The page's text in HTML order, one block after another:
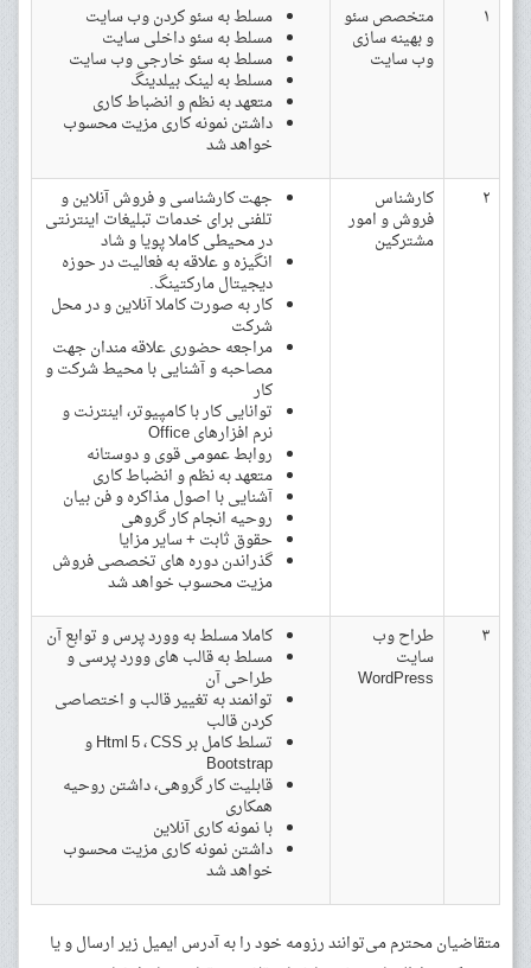
۱
متخصص سئو
و بهینه سازی
وب سایت
مسلط به سئو کردن وب سایت
مسلط به سئو داخلی سایت
مسلط به سئو خارجی وب سایت
مسلط به لینک بیلدینگ
متعهد به نظم و انضباط کاری
داشتن نمونه کاری مزیت محسوب
خواهد شد
۲
کارشناس
فروش و امور
مشترکین
جهت کارشناسی و فروش آنلاین و
تلفنی برای خدمات تبلیغات اینترنتی
در محیطی کاملا پویا و شاد
انگیزه و علاقه به فعالیت در حوزه
دیجیتال مارکتینگ.
کار به صورت کاملا آنلاین و در محل
شرکت
مراجعه حضوری علاقه مندان جهت
مصاحبه و آشنایی با محیط شرکت و
کار
توانایی کار با کامپیوتر، اینترنت و
نرم افزارهای Office
روابط عمومی قوی و دوستانه
متعهد به نظم و انضباط کاری
آشنایی با اصول مذاکره و فن بیان
روحیه انجام کار گروهی
حقوق ثابت + سایر مزایا
گذراندن دوره های تخصصی فروش
مزیت محسوب خواهد شد
۳
طراح وب
سایت
WordPress
کاملا مسلط به وورد پرس و توابع آن
مسلط به قالب های وورد پرسی و
طراحی آن
توانمند به تغییر قالب و اختصاصی
کردن قالب
تسلط کامل بر Html 5 ، CSS و
Bootstrap
قابلیت کار گروهی، داشتن روحیه
همکاری
با نمونه کاری آنلاین
داشتن نمونه کاری مزیت محسوب
خواهد شد
متقاضیان محترم می‌توانند رزومه خود را به آدرس ایمیل زیر ارسال و یا